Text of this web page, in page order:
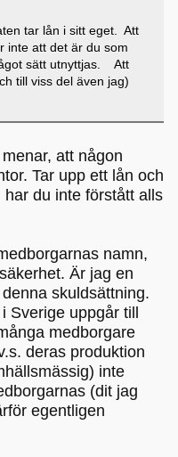
tar lån i sitt eget. Att
inte att det är du som
sätt utnyttjas. Att
till viss del även jag)
att någon
Tar upp ett lån och
du inte förstått alls
namn,
Är jag en
skuldsättning.
Sverige uppgår till
medborgare
deras produktion
inte
(dit jag
egentligen